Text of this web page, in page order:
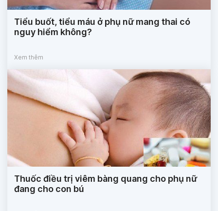
Tiểu buốt, tiểu máu ở phụ nữ mang thai có
nguy hiểm không?
Xem thêm
Thuốc điều trị viêm bàng quang cho phụ nữ
đang cho con bú